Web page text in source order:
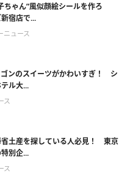
ちゃん”風似顔絵シールを作ろ
宿店で...
ニュース
ゴンのスイーツがかわいすぎ！ シ
ル大...
ス
省土産を探している人必見！ 東京
別企...
ス